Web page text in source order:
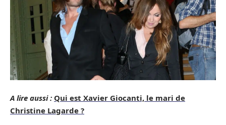
A lire aussi : Qui est Xavier Giocanti, le mari de
Christine Lagarde ?